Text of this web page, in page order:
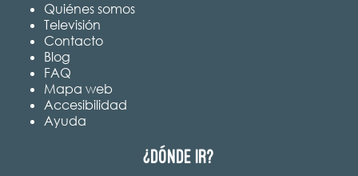
Quiénes somos
Televisión
Contacto
Blog
FAQ
Mapa web
Accesibilidad
Ayuda
¿Dónde ir?